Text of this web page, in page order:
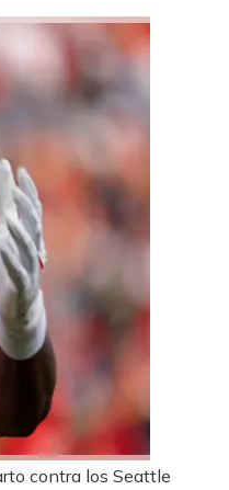
contra los Seattle